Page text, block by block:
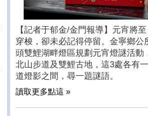
【記者于郁金/金門報導】元宵將
穿梭，卻未必記得停留。金寧鄉
頭雙鯉湖畔燈區規劃元宵燈謎活
北山步道及雙鯉古地，這3處各有
道燈影之間，尋一題謎語。
讀取更多點這 »